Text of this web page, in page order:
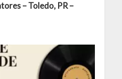
– Toledo, PR –